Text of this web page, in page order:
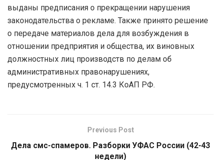
выданы предписания о прекращении нарушения
законодательства о рекламе. Также принято решение
о передаче материалов дела для возбуждения в
отношении предприятия и общества, их виновных
должностных лиц производств по делам об
административных правонарушениях,
предусмотренных ч. 1 ст. 14.3 КоАП РФ.
Previous Post
Дела смс-спамеров. Разборки УФАС России (42-43
недели)